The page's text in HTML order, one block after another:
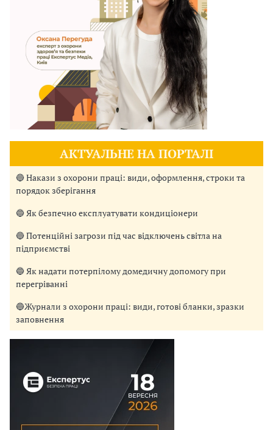
АКТУАЛЬНЕ НА ПОРТАЛІ
🔵 Накази з охорони праці: види, оформлення, строки та
порядок зберігання
🔵 Як безпечно експлуатувати кондиціонери
🔵 Потенційні загрози під час відключень світла на
підприємстві
🔵 Як надати потерпілому домедичну допомогу при
перегріванні
🔵Журнали з охорони праці: види, готові бланки, зразки
заповнення